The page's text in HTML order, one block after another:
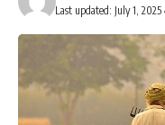
Last updated: July 1, 2025